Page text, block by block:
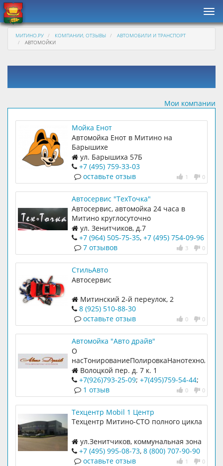
МИТИНО.РУ КОМПАНИИ, ОТЗЫВЫ
АВТОМОБИЛИ И ТРАНСПОРТ
АВТОМОЙКИ
Мои компании
Мойка Енот
Автомойка Енот в Митино на
Барышихе
ул. Барышиха 57Б
+7 (495) 759-33-03
1 0
оставьте отзыв
Автосервис "ТехТочка"
Автосервис, автомойка 24 часа в
Митино круглосуточно
ул. Зенитчиков, д.7
+7 (964) 505-75-35, +7 (495) 754-09-96
3 0
7 отзывов
СтильАвто
Автосервис
Митинский 2-й переулок, 2
8 (925) 510-88-30
0 0
оставьте отзыв
Автомойка "Авто драйв"
О
автокондиционеров Добро
пожаловать
Волоцкой пер. д. 7 к. 1
+7(926)793-25-09; +7(495)759-54-44;
754-55-00
0 0
1 отзыв
Техцентр Mobil 1 Центр
Техцентр Митино-СТО полного цикла
ул.Зенитчиков, коммунальная зона
Красногорск-Митино,10.
+7 (495) 995-08-73, 8 (800) 707-90-90
1 0
оставьте отзыв